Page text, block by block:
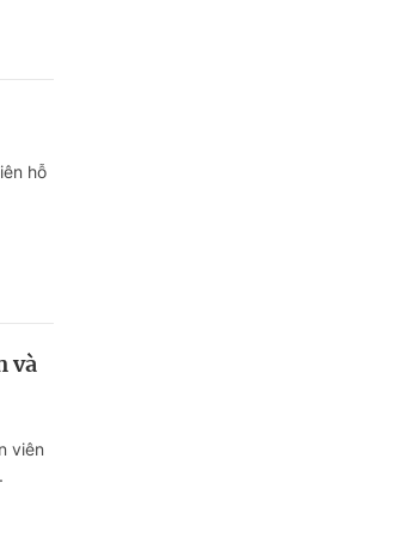
hỗ
và
viên